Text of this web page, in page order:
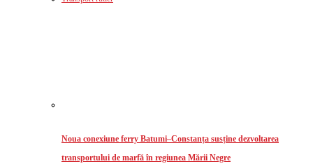
Noua conexiune ferry Batumi–Constanța susține dezvoltarea
transportului de marfă în regiunea Mării Negre